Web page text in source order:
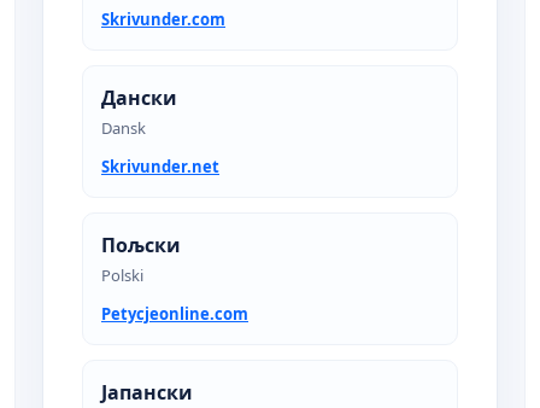
Skrivunder.com
Дански
Dansk
Skrivunder.net
Пољски
Polski
Petycjeonline.com
Јапански